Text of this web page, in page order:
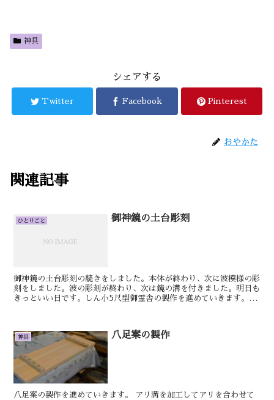
神具
シェアする
Twitter Facebook Pinterest
おやかた
関連記事
ひとりごと 御神鏡の土台彫刻
御神鏡の土台彫刻の続きをしました。本体が終わり、次に波模様の彫
刻をしました。波の彫刻が終わり、次は鏡の溝を付きました。明日も
きっといい日です。しん小5尺型御霊舎の製作を進めていきます。骨
神具 八足案の製作
八足案の製作を進めていきます。 アリ溝を加工してアリを合わせて